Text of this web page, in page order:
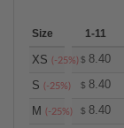
Size 1-11
XS (-25%) $ 8.40
S (-25%) $ 8.40
M (-25%) $ 8.40